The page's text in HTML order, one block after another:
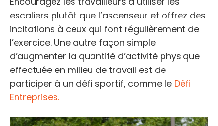
escaliers plutôt que l’ascenseur et offrez des
incitations à ceux qui font régulièrement de
l’exercice. Une autre façon simple
d’augmenter la quantité d’activité physique
effectuée en milieu de travail est de
participer à un défi sportif, comme le Défi
Entreprises.